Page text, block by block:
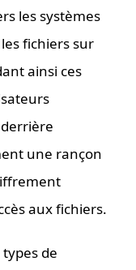
les systèmes
fichiers sur
ainsi ces
une rançon
aux fichiers.
de